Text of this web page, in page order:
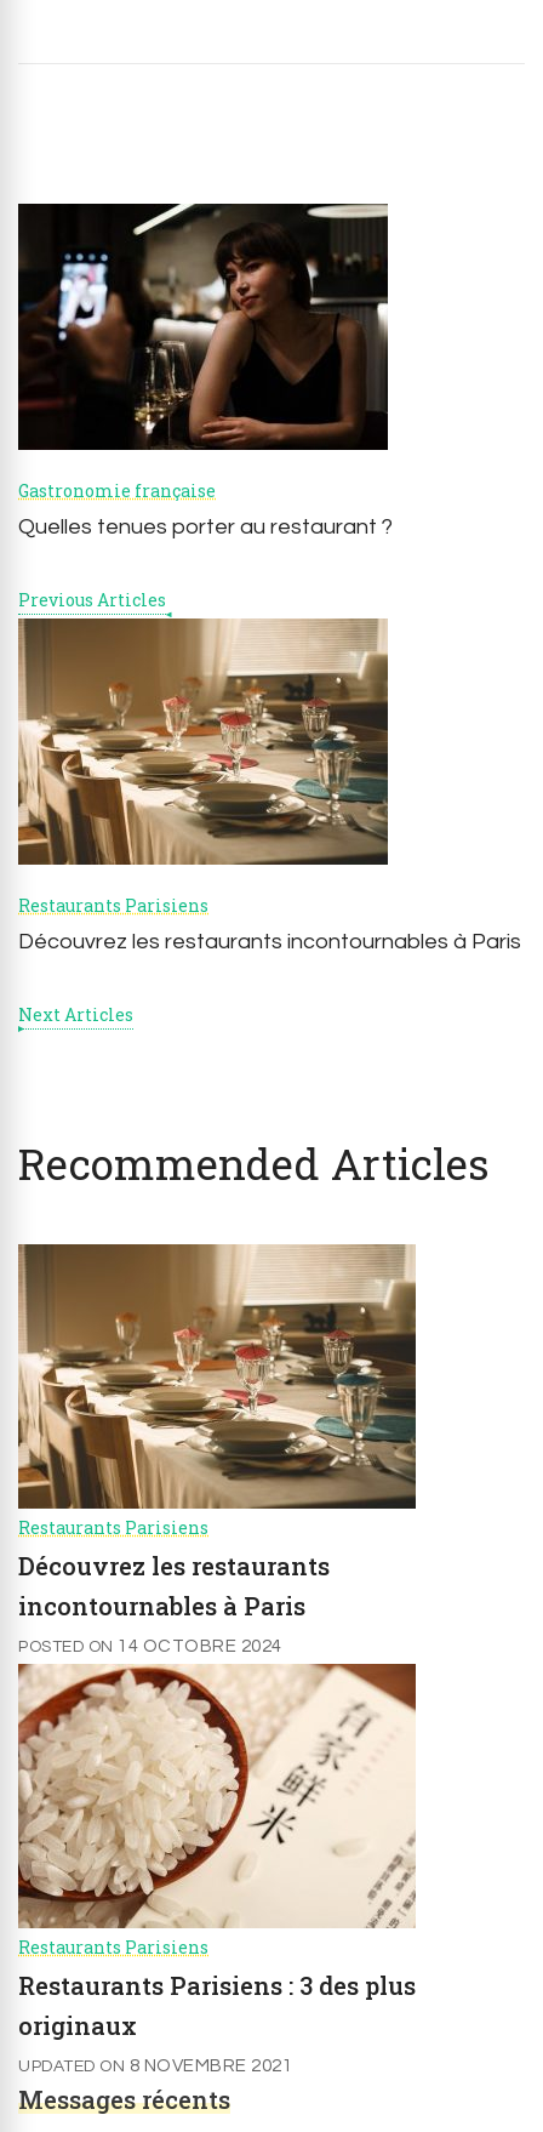
Navigation
Gastronomie française
Quelles tenues porter au restaurant ?
Previous Articles
Restaurants Parisiens
Découvrez les restaurants incontournables à Paris
Next Articles
Recommended Articles
Restaurants Parisiens
Découvrez les restaurants
incontournables à Paris
POSTED ON 14 OCTOBRE 2024
Restaurants Parisiens
Restaurants Parisiens : 3 des plus
originaux
UPDATED ON 8 NOVEMBRE 2021
Messages récents